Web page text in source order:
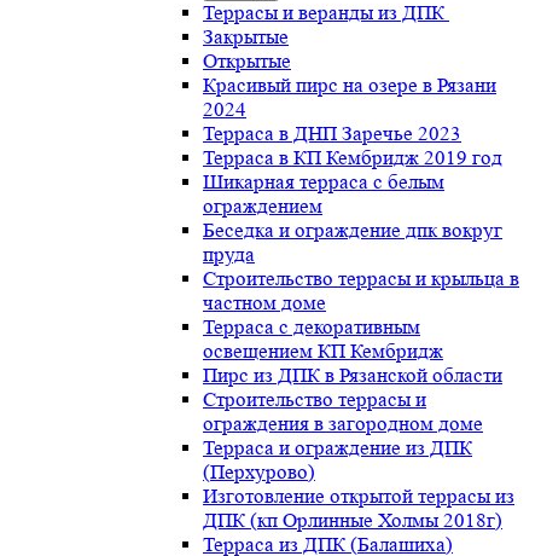
Террасы и веранды из ДПК
Закрытые
Открытые
Красивый пирс на озере в Рязани
2024
Терраса в ДНП Заречье 2023
Терраса в КП Кембридж 2019 год
Шикарная терраса с белым
ограждением
Беседка и ограждение дпк вокруг
пруда
Строительство террасы и крыльца в
частном доме
Терраса с декоративным
освещением КП Кембридж
Пирс из ДПК в Рязанской области
Строительство террасы и
ограждения в загородном доме
Терраса и ограждение из ДПК
(Перхурово)
Изготовление открытой террасы из
ДПК (кп Орлинные Холмы 2018г)
Терраса из ДПК (Балашиха)